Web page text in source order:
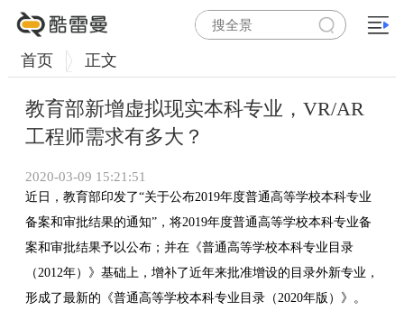
首页 正文
教育部新增虚拟现实本科专业，VR/AR
工程师需求有多大？
2020-03-09 15:21:51
近日，教育部印发了“关于公布2019年度普通高等学校本科专业
备案和审批结果的通知”，将2019年度普通高等学校本科专业备
案和审批结果予以公布；并在《普通高等学校本科专业目录
（2012年）》基础上，增补了近年来批准增设的目录外新专业，
形成了最新的《普通高等学校本科专业目录（2020年版）》。